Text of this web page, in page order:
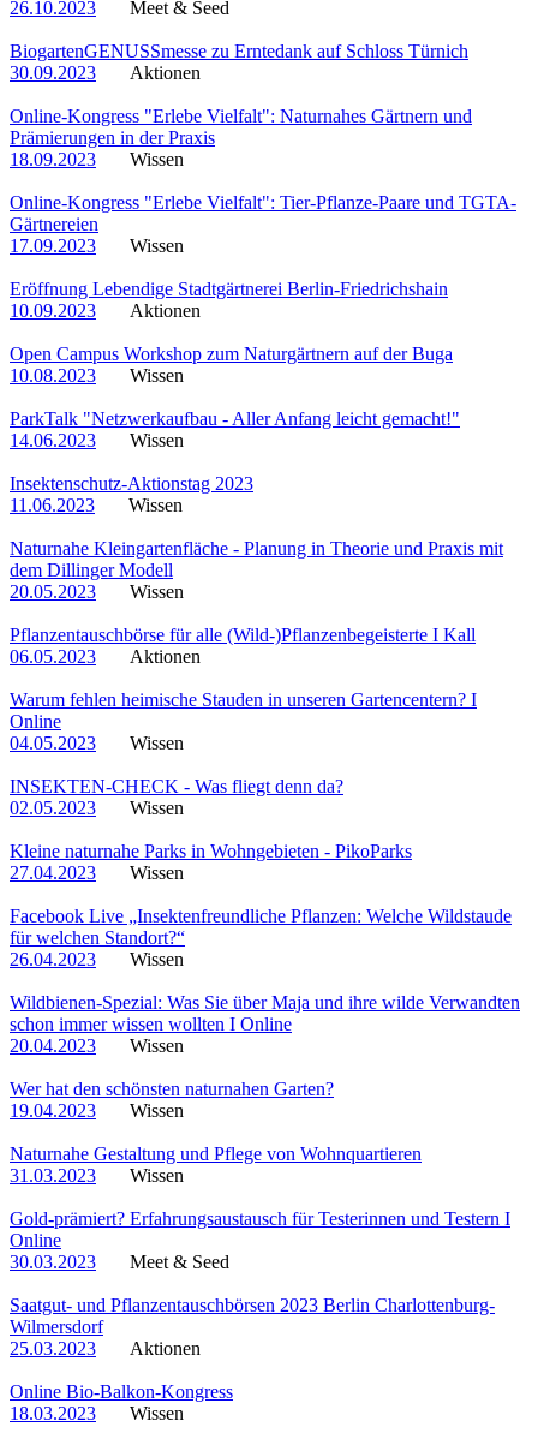
26.10.2023 Meet & Seed
BiogartenGENUSSmesse zu Erntedank auf Schloss Türnich
30.09.2023
Aktionen
Online-Kongress "Erlebe Vielfalt": Naturnahes Gärtnern und
Prämierungen in der Praxis
18.09.2023
Wissen
Online-Kongress "Erlebe Vielfalt": Tier-Pflanze-Paare und TGTA-
Gärtnereien
17.09.2023
Wissen
Eröffnung Lebendige Stadtgärtnerei Berlin-Friedrichshain
10.09.2023
Aktionen
Open Campus Workshop zum Naturgärtnern auf der Buga
10.08.2023
Wissen
ParkTalk "Netzwerkaufbau - Aller Anfang leicht gemacht!"
14.06.2023
Wissen
Insektenschutz-Aktionstag 2023
11.06.2023
Wissen
Naturnahe Kleingartenfläche - Planung in Theorie und Praxis mit
dem Dillinger Modell
20.05.2023
Wissen
Pflanzentauschbörse für alle (Wild-)Pflanzenbegeisterte I Kall
06.05.2023
Aktionen
Warum fehlen heimische Stauden in unseren Gartencentern? I
Online
04.05.2023
Wissen
INSEKTEN-CHECK - Was fliegt denn da?
02.05.2023
Wissen
Kleine naturnahe Parks in Wohngebieten - PikoParks
27.04.2023
Wissen
Facebook Live „Insektenfreundliche Pflanzen: Welche Wildstaude
für welchen Standort?“
26.04.2023
Wissen
Wildbienen-Spezial: Was Sie über Maja und ihre wilde Verwandten
schon immer wissen wollten I Online
20.04.2023
Wissen
Wer hat den schönsten naturnahen Garten?
19.04.2023
Wissen
Naturnahe Gestaltung und Pflege von Wohnquartieren
31.03.2023
Wissen
Gold-prämiert? Erfahrungsaustausch für Testerinnen und Testern I
Online
30.03.2023
Meet & Seed
Saatgut- und Pflanzentauschbörsen 2023 Berlin Charlottenburg-
Wilmersdorf
25.03.2023
Aktionen
Online Bio-Balkon-Kongress
18.03.2023
Wissen